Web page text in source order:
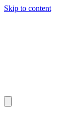
Skip to content